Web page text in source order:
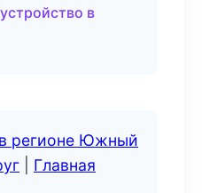
в
регионе Южный
Главная